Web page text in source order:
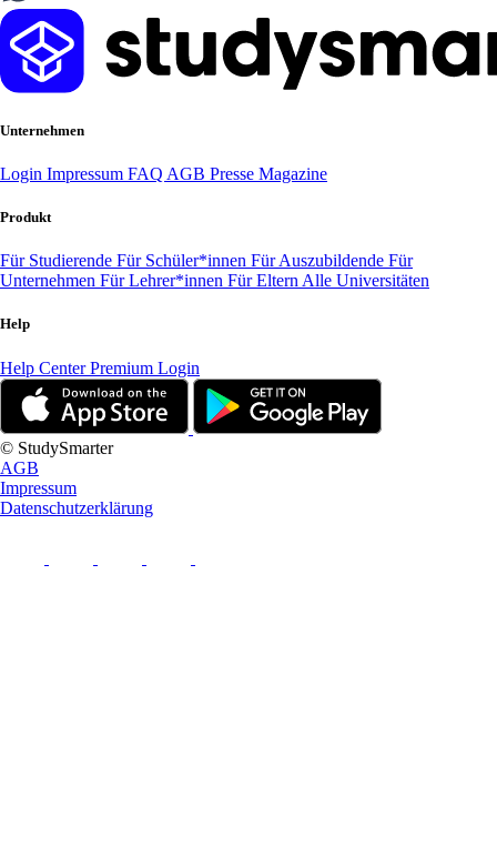
Unternehmen
Login Impressum FAQ AGB Presse Magazine
Produkt
Für Studierende Für Schüler*innen Für Auszubildende Für
Unternehmen Für Lehrer*innen Für Eltern Alle Universitäten
Help
Help CenterPremium Login
© StudySmarter
AGB
Impressum
Datenschutzerklärung